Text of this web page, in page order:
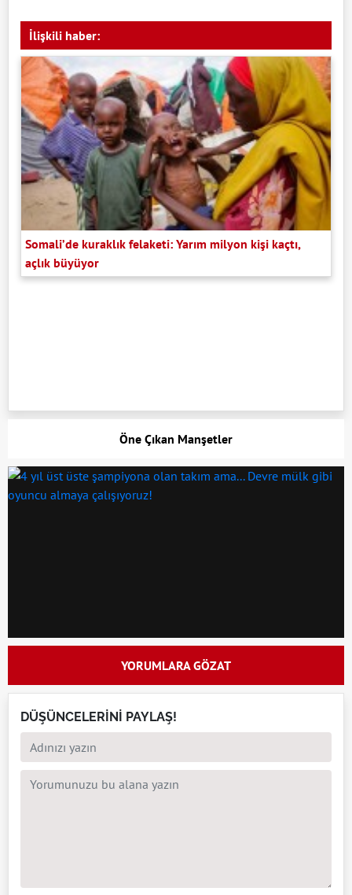
İlişkili haber:
Somali’de kuraklık felaketi: Yarım milyon kişi kaçtı,
açlık büyüyor
Öne Çıkan Manşetler
YORUMLARA GÖZAT
DÜŞÜNCELERİNİ PAYLAŞ!